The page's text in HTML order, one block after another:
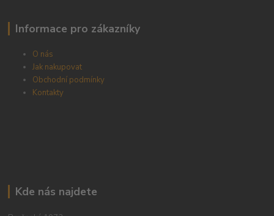
Informace pro zákazníky
O nás
Jak nakupovat
Obchodní podmínky
Kontakty
Kde nás najdete